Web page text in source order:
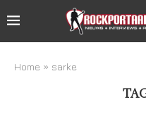
Home » sarke